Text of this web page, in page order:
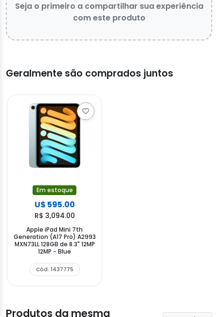
Seja o primeiro a compartilhar sua experiência
com este produto
Geralmente são comprados juntos
Em estoque
U$ 595.00
R$ 3,094.00
Apple iPad Mini 7th
Generation (A17 Pro) A2993
MXN73LL 128GB de 8.3" 12MP
12MP - Blue
Cód. 1437775
Produtos da mesma